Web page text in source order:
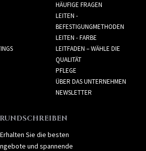
HÄUFIGE FRAGEN
LEITEN -
BEFESTIGUNGMETHODEN
LEITEN - FARBE
LEITFADEN – WÄHLE DIE
QUALITÄT
PFLEGE
ÜBER DAS UNTERNEHMEN
NEWSLETTER
RUNDSCHREIBEN
Erhalten Sie die besten
und spannende